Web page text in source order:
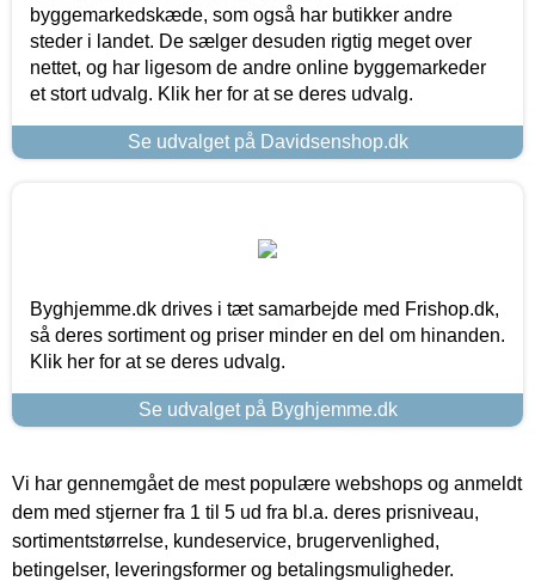
byggemarkedskæde, som også har butikker andre
steder i landet. De sælger desuden rigtig meget over
nettet, og har ligesom de andre online byggemarkeder
et stort udvalg. Klik her for at se deres udvalg.
Se udvalget på Davidsenshop.dk
Byghjemme.dk drives i tæt samarbejde med Frishop.dk,
så deres sortiment og priser minder en del om hinanden.
Klik her for at se deres udvalg.
Se udvalget på Byghjemme.dk
Vi har gennemgået de mest populære webshops og anmeldt
dem med stjerner fra 1 til 5 ud fra bl.a. deres prisniveau,
sortimentstørrelse, kundeservice, brugervenlighed,
betingelser, leveringsformer og betalingsmuligheder.